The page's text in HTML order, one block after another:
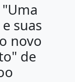
suas
novo
de